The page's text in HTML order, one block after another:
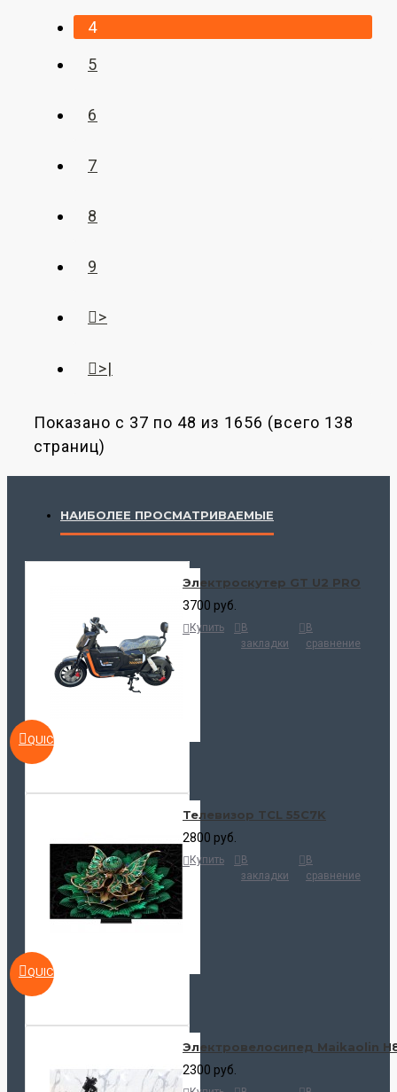
4
5
6
7
8
9
>
>|
Показано с 37 по 48 из 1656 (всего 138
страниц)
НАИБОЛЕЕ ПРОСМАТРИВАЕМЫЕ
QUICKVIEW
Электроскутер GT U2 PRO
3700 руб.
Купить
В
закладки
В
сравнение
QUICKVIEW
Телевизор TCL 55C7K
2800 руб.
Купить
В
закладки
В
сравнение
Электровелосипед Maikaolin
2300 руб.